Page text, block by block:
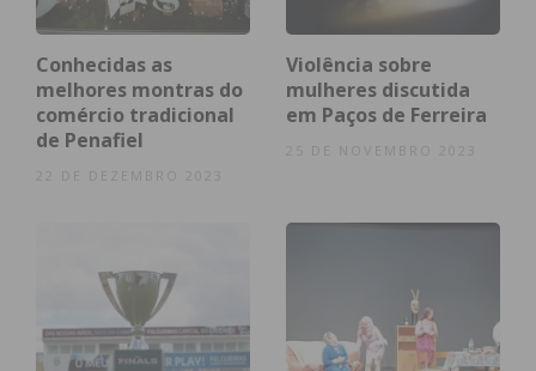
Imediato
Assine nossa newsletter por e-mail e
obtenha de forma regular a informação
Eu li e concordo com os
termos e
condições
Conhecidas as
melhores montras do
comércio tradicional
de Penafiel
Violência sobre
mulheres discutida
em Paços de Ferreira